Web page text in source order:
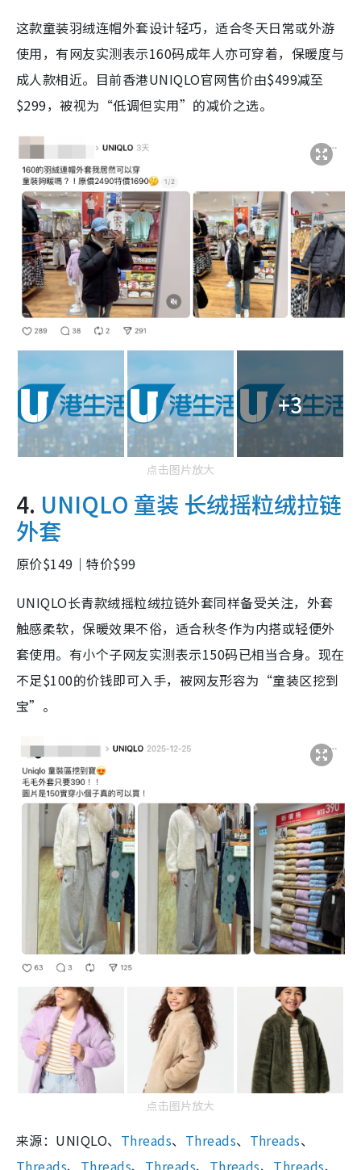
这款童装羽绒连帽外套设计轻巧，适合冬天日常或外游
使用，有网友实测表示160码成年人亦可穿着，保暖度与
成人款相近。目前香港UNIQLO官网售价由$499减至
$299，被视为“低调但实用”的减价之选。
+3
点击图片放大
4. UNIQLO 童装 长绒摇粒绒拉链
外套
原价$149｜特价$99
UNIQLO长青款绒摇粒绒拉链外套同样备受关注，外套
触感柔软，保暖效果不俗，适合秋冬作为内搭或轻便外
套使用。有小个子网友实测表示150码已相当合身。现在
不足$100的价钱即可入手，被网友形容为“童装区挖到
宝”。
点击图片放大
来源：UNIQLO、 Threads、 Threads、 Threads、
Threads、 Threads、 Threads、 Threads、 Threads、